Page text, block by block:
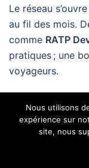
Le réseau
au fil des mois.
comme RATP
pratiques ; une
voyageurs.
concrètes
Papiers
Nous utilisons
expérience sur
site, nous